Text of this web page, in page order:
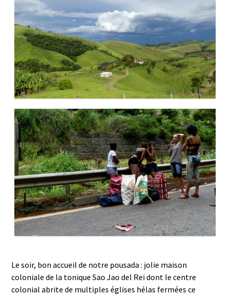
Le soir, bon accueil de notre pousada : jolie maison
coloniale de la tonique Sao Jao del Rei dont le centre
colonial abrite de multiples églises hélas fermées ce